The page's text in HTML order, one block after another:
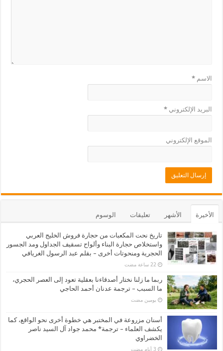
الاسم*
البريد الإلكتروني*
الموقع الإلكتروني
الأخيرة الأشهر تعليقات الوسوم
تاريخ نحت المكعبات من حجارة فروش الخليج العربي
واستخلاص حجارة البناء وألواح تسقيف الجداول ومد الجسور
الحجرية ومنحوتات أخرى – بقلم عبد الرسول الغريافي
ربما ما زلنا نختار أصدقاءنا بعقلية تعود إلى العصر الحجري،
ما السبب – ترجمة عدنان أحمد الحاجي
‏يومين مضت
أسنان مزروعة في المختبر هي خطوة أخرى نحو الواقع، كما
يكشف العلماء – ترجمة* محمد جواد آل السيد ناصر
الخضراوي